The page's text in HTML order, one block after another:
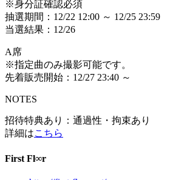
※身分証確認必須
抽選期間：12/22 12:00 ～ 12/25 23:59
当選結果：12/26
A席
※指定曲のみ撮影可能です。
先着販売開始：12/27 23:40 ～
NOTES
招待特典あり：通過性・拘束あり
詳細はこちら
First Fl∞r